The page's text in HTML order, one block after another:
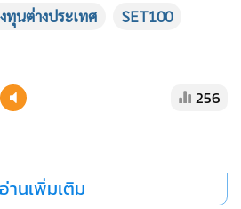
วยการฝ่ายวิจัยและบริการการลงทุน
า ตลาดหุ้นไทยวันนี้รีบาวด์ทาง
ตลาดต่างประเทศ หลังซึมซับปัจจัยลบ
วงต้นสัปดาห์นี้ก็ยังไม่มีปัจจัยใหม่เข้า
ลาดโลกอ่อนตัวลง รวมถึงอัตราผล
รัฐ (Bond Yield) ปรับตัวลงต่ำสุดใน
นไหลเข้ามาในสินทรัพย์เสี่ยง
ทุนต่างประเทศ
SET100
256
อ่านเพิ่มเติม